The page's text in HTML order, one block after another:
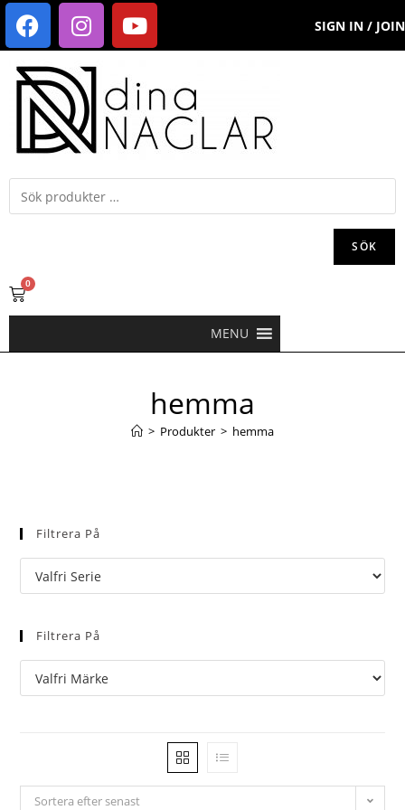
SIGN IN / JOIN
SÖK
0
MENU
hemma
> Produkter > hemma
Filtrera På
Filtrera På
Sortera efter senast